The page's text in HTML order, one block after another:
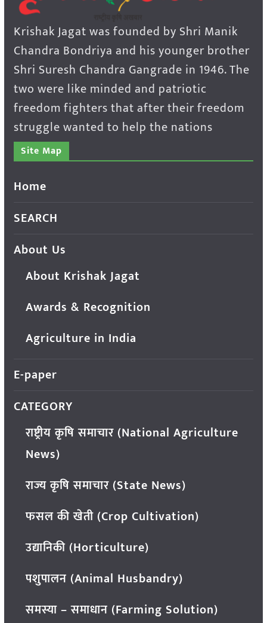
Krishak Jagat was founded by Shri Manik
Chandra Bondriya and his younger brother
Shri Suresh Chandra Gangrade in 1946. The
two were like minded and patriotic
freedom fighters that after their freedom
struggle wanted to help the nations
Site Map
Home
SEARCH
About Us
About Krishak Jagat
Awards & Recognition
Agriculture in India
E-paper
CATEGORY
राष्ट्रीय कृषि समाचार (National Agriculture
News)
राज्य कृषि समाचार (State News)
फसल की खेती (Crop Cultivation)
उद्यानिकी (Horticulture)
पशुपालन (Animal Husbandry)
समस्या – समाधान (Farming Solution)